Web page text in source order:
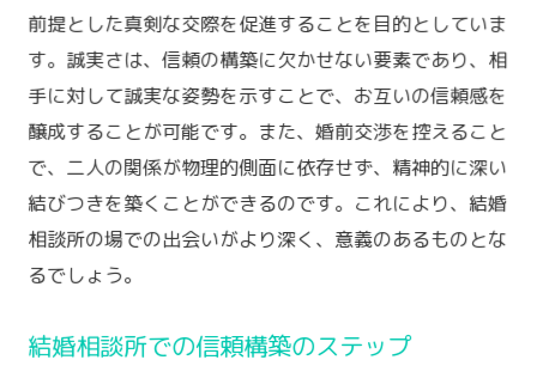
前提とした真剣な交際を促進することを目的としていま
す。誠実さは、信頼の構築に欠かせない要素であり、相
手に対して誠実な姿勢を示すことで、お互いの信頼感を
醸成することが可能です。また、婚前交渉を控えること
で、二人の関係が物理的側面に依存せず、精神的に深い
結びつきを築くことができるのです。これにより、結婚
相談所の場での出会いがより深く、意義のあるものとな
るでしょう。
結婚相談所での信頼構築のステップ